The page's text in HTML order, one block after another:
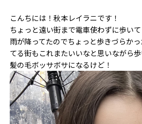
TikTok
Instagram
YouTube
FORTUNE
ゲッターズ飯田
MISS SEVENTEEN
ミスセブンティーンニュース
MAGAZINE
こんちには！秋本レイラニです！
ちょっと遠い街まで電車使わずに歩いて
雨が降ってたのでちょっと歩きづらか
てる街もこれまたいいなと思いながら歩
髪の毛ボッサボサになるけど！